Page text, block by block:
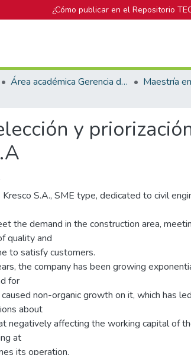
¿Cómo publicar en el Repositorio
Área académica Gerencia de Proyectos
y
Kresco S.A., SME type, dedicated to civil
the demand in the construction area,
quality and
to satisfy customers.
the company has been growing
for
non-organic growth on it, which has
about
negatively affecting the working capital of
at
its operation.